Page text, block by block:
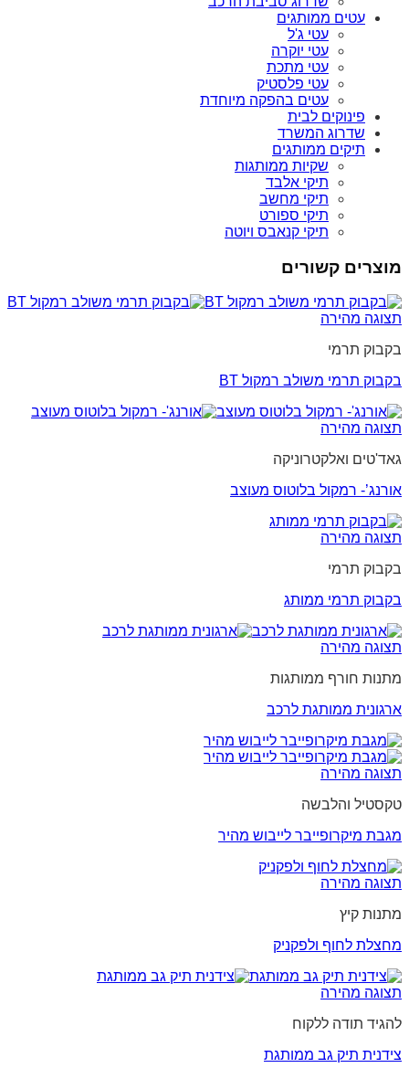
עטים ממותגים
עטי ג'ל
עטי יוקרה
עטי מתכת
עטי פלסטיק
עטים בהפקה מיוחדת
פינוקים לבית
שדרוג המשרד
תיקים ממותגים
שקיות ממותגות
תיקי אלבד
תיקי מחשב
תיקי ספורט
תיקי קנאבס ויוטה
מוצרים קשורים
תצוגה מהירה
בקבוק תרמי
בקבוק תרמי משולב רמקול BT
תצוגה מהירה
גאד'טים ואלקטרוניקה
אורנג’- רמקול בלוטוס מעוצב
תצוגה מהירה
בקבוק תרמי
בקבוק תרמי ממותג
תצוגה מהירה
מתנות חורף ממותגות
ארגונית ממותגת לרכב
תצוגה מהירה
טקסטיל והלבשה
מגבת מיקרופייבר לייבוש מהיר
תצוגה מהירה
מתנות קיץ
מחצלת לחוף ולפקניק
תצוגה מהירה
להגיד תודה ללקוח
צידנית תיק גב ממותגת